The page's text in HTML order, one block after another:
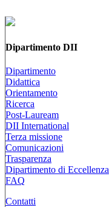
Dipartimento DII
Dipartimento
Didattica
Orientamento
Ricerca
Post-Lauream
DII International
Terza missione
Comunicazioni
Trasparenza
Dipartimento di Eccellenza
FAQ
Contatti